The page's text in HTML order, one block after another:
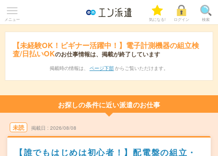
メニュー 気になる! ログイン 検索
【未経験OK！ビギナー活躍中！】電子計測機器の組立検
査/日払いOKのお仕事情報は、掲載が終了しています
掲載時の情報は、 ページ下部 からご覧いただけます。
お探しの条件に近い派遣のお仕事
未読 掲載日 2026/08/08
【誰でもはじめは初心者！】配電盤の組立・